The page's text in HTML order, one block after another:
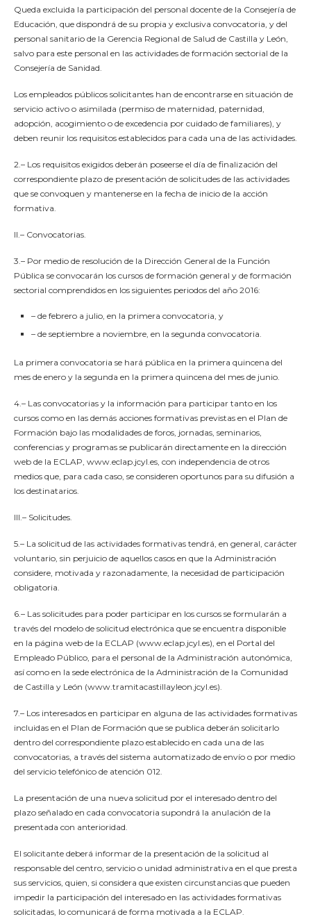
Queda excluida la participación del personal docente de la Consejería de
Educación, que dispondrá de su propia y exclusiva convocatoria, y del
personal sanitario de la Gerencia Regional de Salud de Castilla y León,
salvo para este personal en las actividades de formación sectorial de la
Consejería de Sanidad.
Los empleados públicos solicitantes han de encontrarse en situación de
servicio activo o asimilada (permiso de maternidad, paternidad,
adopción, acogimiento o de excedencia por cuidado de familiares), y
deben reunir los requisitos establecidos para cada una de las actividades.
2.– Los requisitos exigidos deberán poseerse el día de finalización del
correspondiente plazo de presentación de solicitudes de las actividades
que se convoquen y mantenerse en la fecha de inicio de la acción
formativa.
II.– Convocatorias.
3.– Por medio de resolución de la Dirección General de la Función
Pública se convocarán los cursos de formación general y de formación
sectorial comprendidos en los siguientes periodos del año 2016:
– de febrero a julio, en la primera convocatoria, y
– de septiembre a noviembre, en la segunda convocatoria.
La primera convocatoria se hará pública en la primera quincena del
mes de enero y la segunda en la primera quincena del mes de junio.
4.– Las convocatorias y la información para participar tanto en los
cursos como en las demás acciones formativas previstas en el Plan de
Formación bajo las modalidades de foros, jornadas, seminarios,
conferencias y programas se publicarán directamente en la dirección
web de la ECLAP, www.eclap.jcyl.es, con independencia de otros
medios que, para cada caso, se consideren oportunos para su difusión a
los destinatarios.
III.– Solicitudes.
5.– La solicitud de las actividades formativas tendrá, en general, carácter
voluntario, sin perjuicio de aquellos casos en que la Administración
considere, motivada y razonadamente, la necesidad de participación
obligatoria.
6.– Las solicitudes para poder participar en los cursos se formularán a
través del modelo de solicitud electrónica que se encuentra disponible
en la página web de la ECLAP (www.eclap.jcyl.es), en el Portal del
Empleado Público, para el personal de la Administración autonómica,
así como en la sede electrónica de la Administración de la Comunidad
de Castilla y León (www.tramitacastillayleon.jcyl.es).
7.– Los interesados en participar en alguna de las actividades formativas
incluidas en el Plan de Formación que se publica deberán solicitarlo
dentro del correspondiente plazo establecido en cada una de las
convocatorias, a través del sistema automatizado de envío o por medio
del servicio telefónico de atención 012.
La presentación de una nueva solicitud por el interesado dentro del
plazo señalado en cada convocatoria supondrá la anulación de la
presentada con anterioridad.
El solicitante deberá informar de la presentación de la solicitud al
responsable del centro, servicio o unidad administrativa en el que presta
sus servicios, quien, si considera que existen circunstancias que pueden
impedir la participación del interesado en las actividades formativas
solicitadas, lo comunicará de forma motivada a la ECLAP.